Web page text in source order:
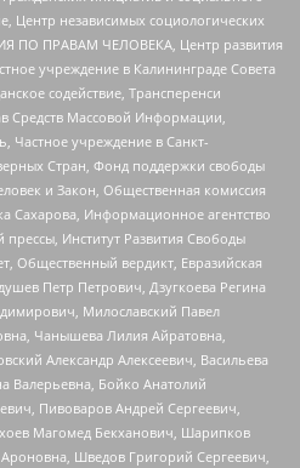
Центр независимых социологических
ПО ПРАВАМ ЧЕЛОВЕКА, Центр развития
учреждение в Калининграде Совета
содействие, Трансперенси
Средств Массовой Информации,
Частное учреждение в Санкт-
Стран, Фонд поддержки свободы
и Закон, Общественная комиссия
Сахарова, Информационное агентство
Институт Развития Свободы
Общественный вердикт, Евразийская
Петр Петрович, Дзугкоева Регина
Милославский Павел
Чанышева Лилия Айратовна,
Александр Алексеевич, Васильева
Валерьевна, Бойко Анатолий
Пивоваров Андрей Сергеевич,
Магомед Бекханович, Шарипков
Шведов Григорий Сергеевич,